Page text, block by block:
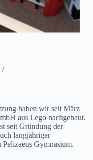
haben wir seit März
aus Lego nachgebaut.
seit Gründung der
langjähriger
Gymnasium.